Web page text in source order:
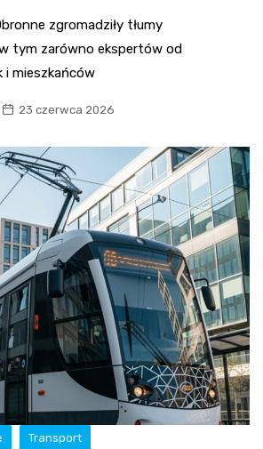
zgromadziły tłumy
tym zarówno ekspertów od
i mieszkańców
23 czerwca 2026
Transport